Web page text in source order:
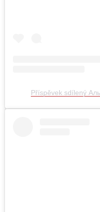
Příspěvek sdílený